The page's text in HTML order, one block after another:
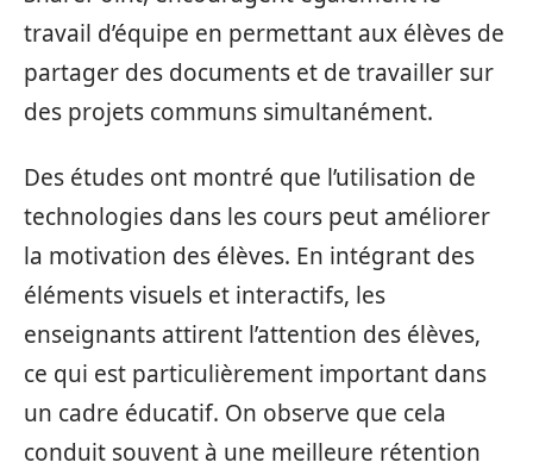
travail d’équipe en permettant aux élèves de
partager des documents et de travailler sur
des projets communs simultanément.
Des études ont montré que l’utilisation de
technologies dans les cours peut améliorer
la motivation des élèves. En intégrant des
éléments visuels et interactifs, les
enseignants attirent l’attention des élèves,
ce qui est particulièrement important dans
un cadre éducatif. On observe que cela
conduit souvent à une meilleure rétention